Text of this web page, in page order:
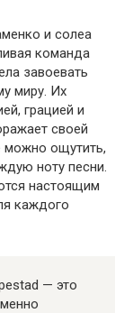
и солеа
команда
завоевать
миру. Их
грацией и
своей
можно ощутить,
ноту песни.
настоящим
каждого
— это